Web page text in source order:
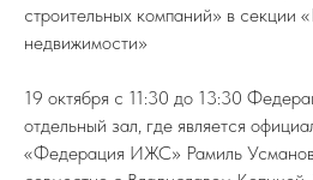
строительных компаний» в секции
недвижимости»
19 октября с 11:30 до 13:30
отдельный зал, где является
«Федерация ИЖС» Рамиль